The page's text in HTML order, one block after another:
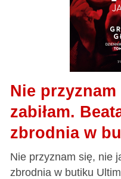
Nie
zabiłam.
zbrodnia w
Nie przyznam się, nie
zbrodnia w butiku